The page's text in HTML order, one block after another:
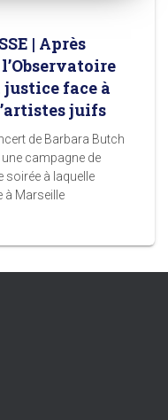
| Après
face à
juifs
de Barbara Butch
campagne de
soirée à laquelle
à Marseille